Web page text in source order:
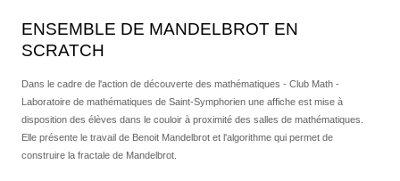
ENSEMBLE DE MANDELBROT EN
SCRATCH
Dans le cadre de l'action de découverte des mathématiques - Club Math -
Laboratoire de mathématiques de Saint-Symphorien une affiche est mise à
disposition des élèves dans le couloir à proximité des salles de mathématiques.
Elle présente le travail de Benoit Mandelbrot et l'algorithme qui permet de
construire la fractale de Mandelbrot.